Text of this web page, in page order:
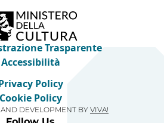
Trasparente
Accessibilità
Policy
Cookie Policy
DEVELOPMENT BY VIVA!